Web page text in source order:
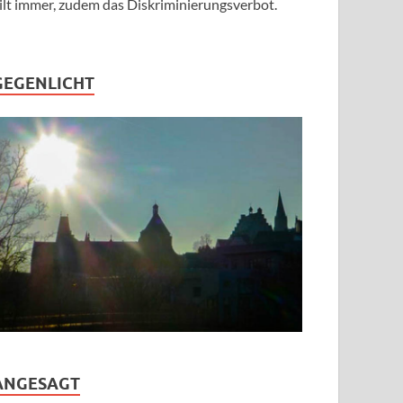
immer, zudem das Diskriminierungsverbot.